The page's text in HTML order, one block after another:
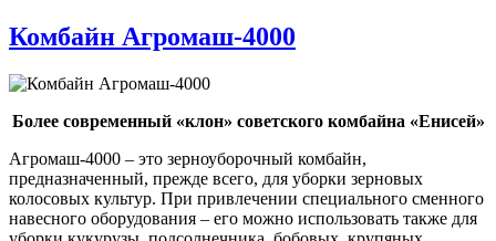
Комбайн Агромаш-4000
Более современный «клон» советского комбайна «Енисей»
Агромаш-4000 – это зерноуборочный комбайн,
предназначенный, прежде всего, для уборки зерновых
колосовых культур. При привлечении специального сменного
навесного оборудования – его можно использовать также для